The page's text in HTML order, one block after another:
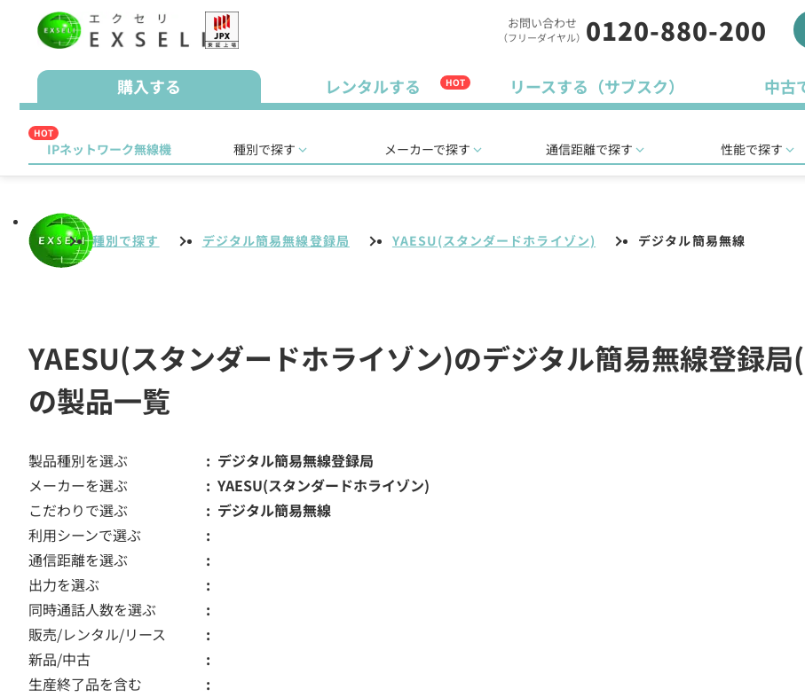
お問い合わせ
（フリーダイヤル） 0120-880-200
購入する レンタルする HOT リースする（サブスク） 中古
HOT
IPネットワーク無線機 種別で探す メーカーで探す 通信距離で探す 性能で探す
種別で探す デジタル簡易無線登録局 YAESU(スタンダードホライゾン) デジタル簡易無線
YAESU(スタンダードホライゾン)のデジタル簡易無線登録
の製品一覧
製品種別を選ぶ
デジタル簡易無線登録局
メーカーを選ぶ
YAESU(スタンダードホライゾン)
こだわりで選ぶ
デジタル簡易無線
利用シーンで選ぶ
通信距離を選ぶ
出力を選ぶ
同時通話人数を選ぶ
販売/レンタル/リース
新品/中古
生産終了品を含む